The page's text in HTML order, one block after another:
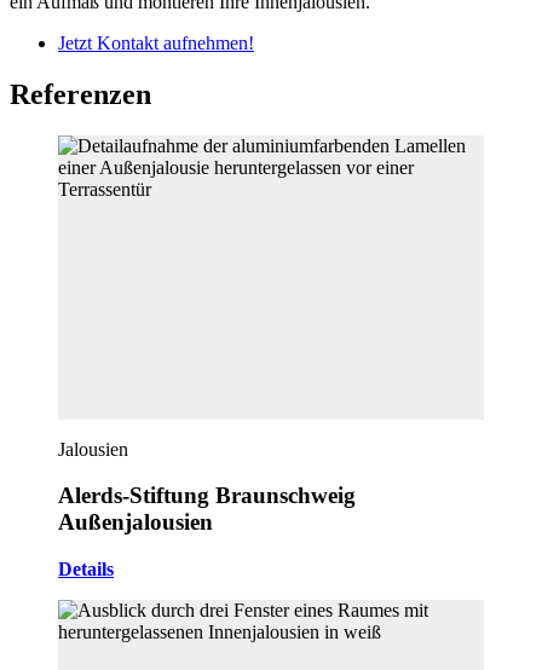
Jetzt Kontakt aufnehmen!
Referenzen
Jalousien
Alerds-Stiftung Braunschweig
Außenjalousien
Details